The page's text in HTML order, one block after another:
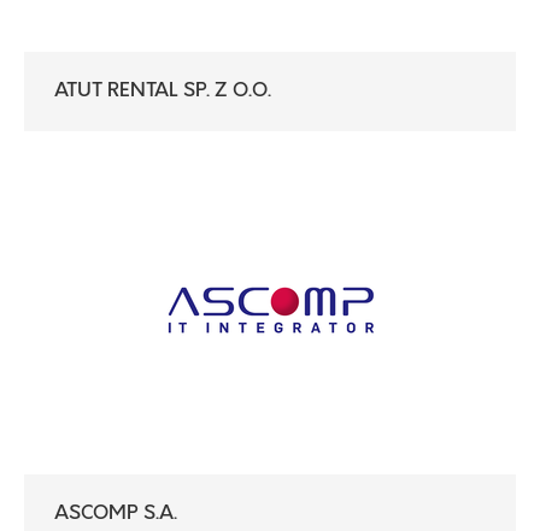
ATUT RENTAL SP. Z O.O.
ASCOMP S.A.